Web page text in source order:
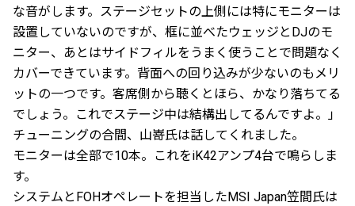
な音がします。ステージセットの上側には特にモニターは
設置していないのですが、框に並べたウェッジとDJのモ
ニター、あとはサイドフィルをうまく使うことで問題なく
カバーできています。背面への回り込みが少ないのもメリ
ットの一つです。客席側から聴くとほら、かなり落ちてる
でしょう。これでステージ中は結構出してるんですよ。」
チューニングの合間、山嵜氏は話してくれました。
モニターは全部で10本。これをiK42アンプ4台で鳴らしま
す。
システムとFOHオペレートを担当したMSI Japan笠間氏は